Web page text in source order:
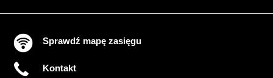
Sprawdź mapę zasięgu
Kontakt